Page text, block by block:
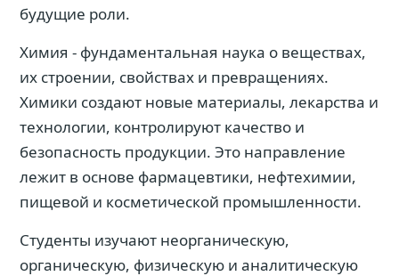
будущие роли.
Химия - фундаментальная наука о веществах,
их строении, свойствах и превращениях.
Химики создают новые материалы, лекарства и
технологии, контролируют качество и
безопасность продукции. Это направление
лежит в основе фармацевтики, нефтехимии,
пищевой и косметической промышленности.
Студенты изучают неорганическую,
органическую, физическую и аналитическую